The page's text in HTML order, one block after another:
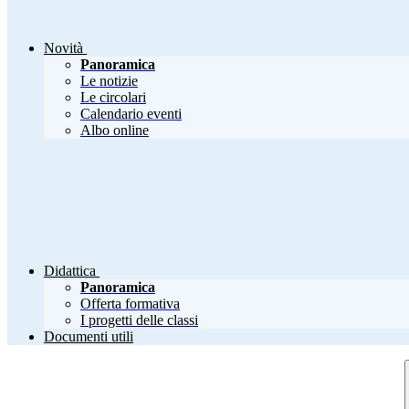
Novità
Panoramica
Le notizie
Le circolari
Calendario eventi
Albo online
Didattica
Panoramica
Offerta formativa
I progetti delle classi
Documenti utili